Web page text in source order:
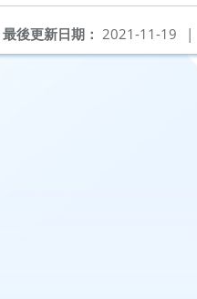
最後更新日期： 2021-11-19 |